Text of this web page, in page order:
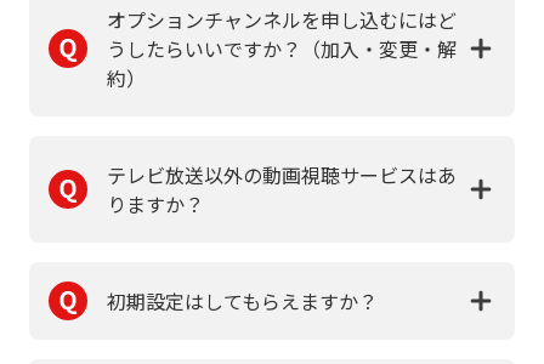
オプションチャンネルを申し込むにはど
うしたらいいですか？（加入・変更・解
約）
テレビ放送以外の動画視聴サービスはあ
りますか？
初期設定はしてもらえますか？